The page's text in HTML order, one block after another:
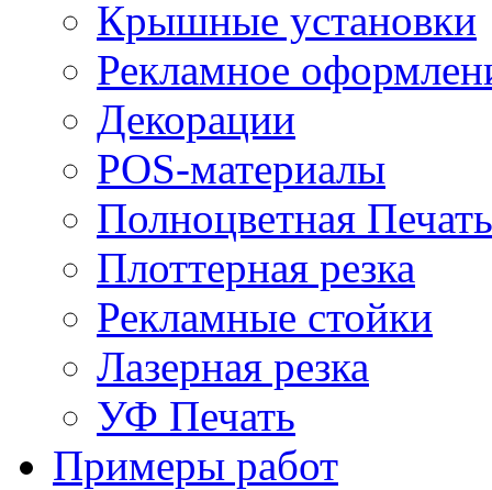
Крышные установки
Рекламное
Декорации
POS-материалы
Полноцветная Печать
Плоттерная резка
Рекламные стойки
Лазерная резка
УФ Печать
Примеры работ